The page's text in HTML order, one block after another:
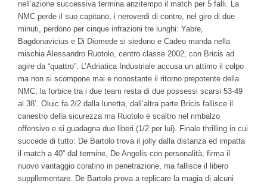
nell’azione successiva termina anzitempo il match per 5 falli. La
NMC perde il suo capitano, i neroverdi di contro, nel giro di due
minuti, perdono per cinque infrazioni tre lunghi: Yabre,
Bagdonavicius e Di Diomede si siedono e Cadeo manda nella
mischia Alessandro Ruotolo, centro classe 2002, con Bricis ad
agire da “quattro”. L’Adriatica Industriale accusa un attimo il colpo
ma non si scompone mai e nonostante il ritorno prepotente della
NMC, la forbice tra i due team resta di due possessi scarsi 53-49
al 38’. Oluic fa 2/2 dalla lunetta, dall’altra parte Bricis fallisce il
canestro della sicurezza ma Ruotolo è scaltro nel rimbalzo
offensivo e si guadagna due liberi (1/2 per lui). Finale thrilling in cui
succede di tutto: De Bartolo trova il jolly dalla distanza ed impatta
il match a 40” dal termine, De Angelis con personalità, firma il
nuovo vantaggio coratino in penetrazione, ma fallisce il libero
suppllementare. De Bartolo prova a replicare la magia di alcuni